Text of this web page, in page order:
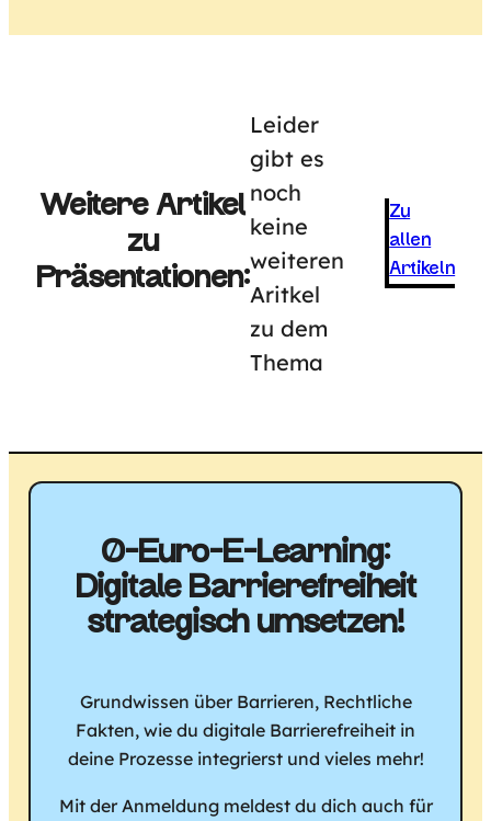
Weitere Artikel
zu
Präsentationen:
Leider
gibt es
noch
keine
weiteren
Aritkel
zu dem
Thema
Zu
allen
Artikeln
0-Euro-E-Learning:
Digitale Barriere­freiheit
strategisch umsetzen!
Grundwissen über Barrieren, Rechtliche
Fakten, wie du digitale Barrierefreiheit in
deine Prozesse integrierst und vieles mehr!
Mit der Anmeldung meldest du dich auch für